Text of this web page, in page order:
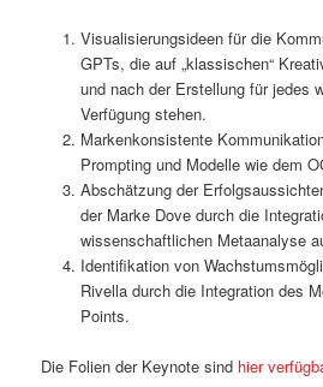
Visualisierungsideen für die
GPTs, die auf „klassischen“
und nach der Erstellung für jedes
Verfügung stehen.
Markenkonsistente
Prompting und Modelle wie dem
Abschätzung der
der Marke Dove durch die
wissenschaftlichen Metaanalyse
Identifikation von
Rivella durch die Integration des
Points.
Die Folien der Keynote sind hier